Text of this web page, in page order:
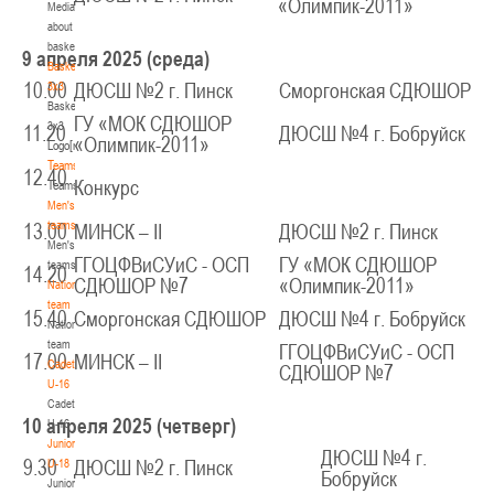
Media
about
basketball
Basketball
3x3
Basketball
3x3
Logo[modid=121]
Teams
Teams
Men's
teams
Men's
teams
National
team
National
team
Cadets
U-16
Cadets
U-16
Juniors
U-18
Juniors
Минск
IV тур – юноши 2014-2015 гг.р., Дивизион 2, 21-22 марта 2026 г., г. Минск, ул.
Уральская 3А
Брест
IV тур – девушки 2010-2011 гг.р., дивизион 2, 18-19 марта 2026 г., г. Брест, ул.
ул. Ленинградская, 4
17-18.03.2026
Гродно
U-14, девушки
IV тур – девушки 2012-2013 гг.р., дивизион 2, 17-18 марта 2026 г., г. Гродно,
ул. Врублевского, 92
14-15.03.2026
III тур – девушки 2010-2011 гг.р., Дивизион 1, 14-15 марта 2026 г., г. Минск, ул.
«Олимпик-2011»
9 апреля 2025 (среда)
10.00 ДЮСШ №2 г. Пинск
Сморгонская СДЮШОР
11.20 ГУ «МОК СДЮШОР
«Олимпик-2011»
ДЮСШ №4 г. Бобруйск
12.40Конкурс
13.00 МИНСК – II
ДЮСШ №2 г. Пинск
14.20 ГГОЦФВиСУиС - ОСП
СДЮШОР №7
ГУ «МОК СДЮШОР
«Олимпик-2011»
15.40 Сморгонская СДЮШОР
ДЮСШ №4 г. Бобруйск
17.00 МИНСК – II
ГГОЦФВиСУиС - ОСП
СДЮШОР №7
10 апреля 2025 (четверг)
9.30
ДЮСШ №2 г. Пинск
ДЮСШ №4 г.
Бобруйск